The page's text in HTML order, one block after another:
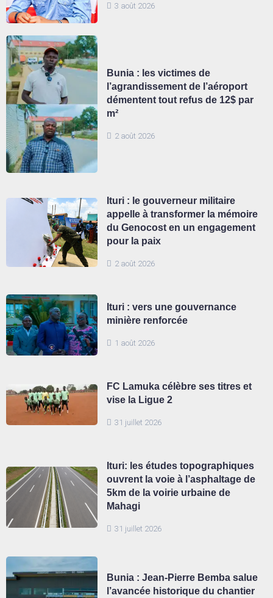
3 août 2026
2 août 2026
Bunia : les victimes de
l’agrandissement de l’aéroport
démentent tout refus de 12$ par
m²
2 août 2026
Ituri : le gouverneur militaire
appelle à transformer la mémoire
du Genocost en un engagement
pour la paix
1 août 2026
Ituri : vers une gouvernance
minière renforcée
31 juillet 2026
FC Lamuka célèbre ses titres et
vise la Ligue 2
31 juillet 2026
Ituri: les études topographiques
ouvrent la voie à l’asphaltage de
5km de la voirie urbaine de
Mahagi
Bunia : Jean-Pierre Bemba salue
l’avancée historique du chantier